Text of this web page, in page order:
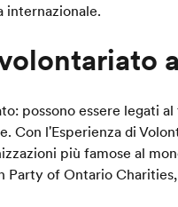
internazionale.
possono essere legati
Con l'Esperienza di
più famose al
Party of Ontario